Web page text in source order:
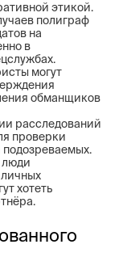
этикой.
полиграф
на
в
могут
обманщиков
расследований
проверки
подозреваемых.
люди
хотеть